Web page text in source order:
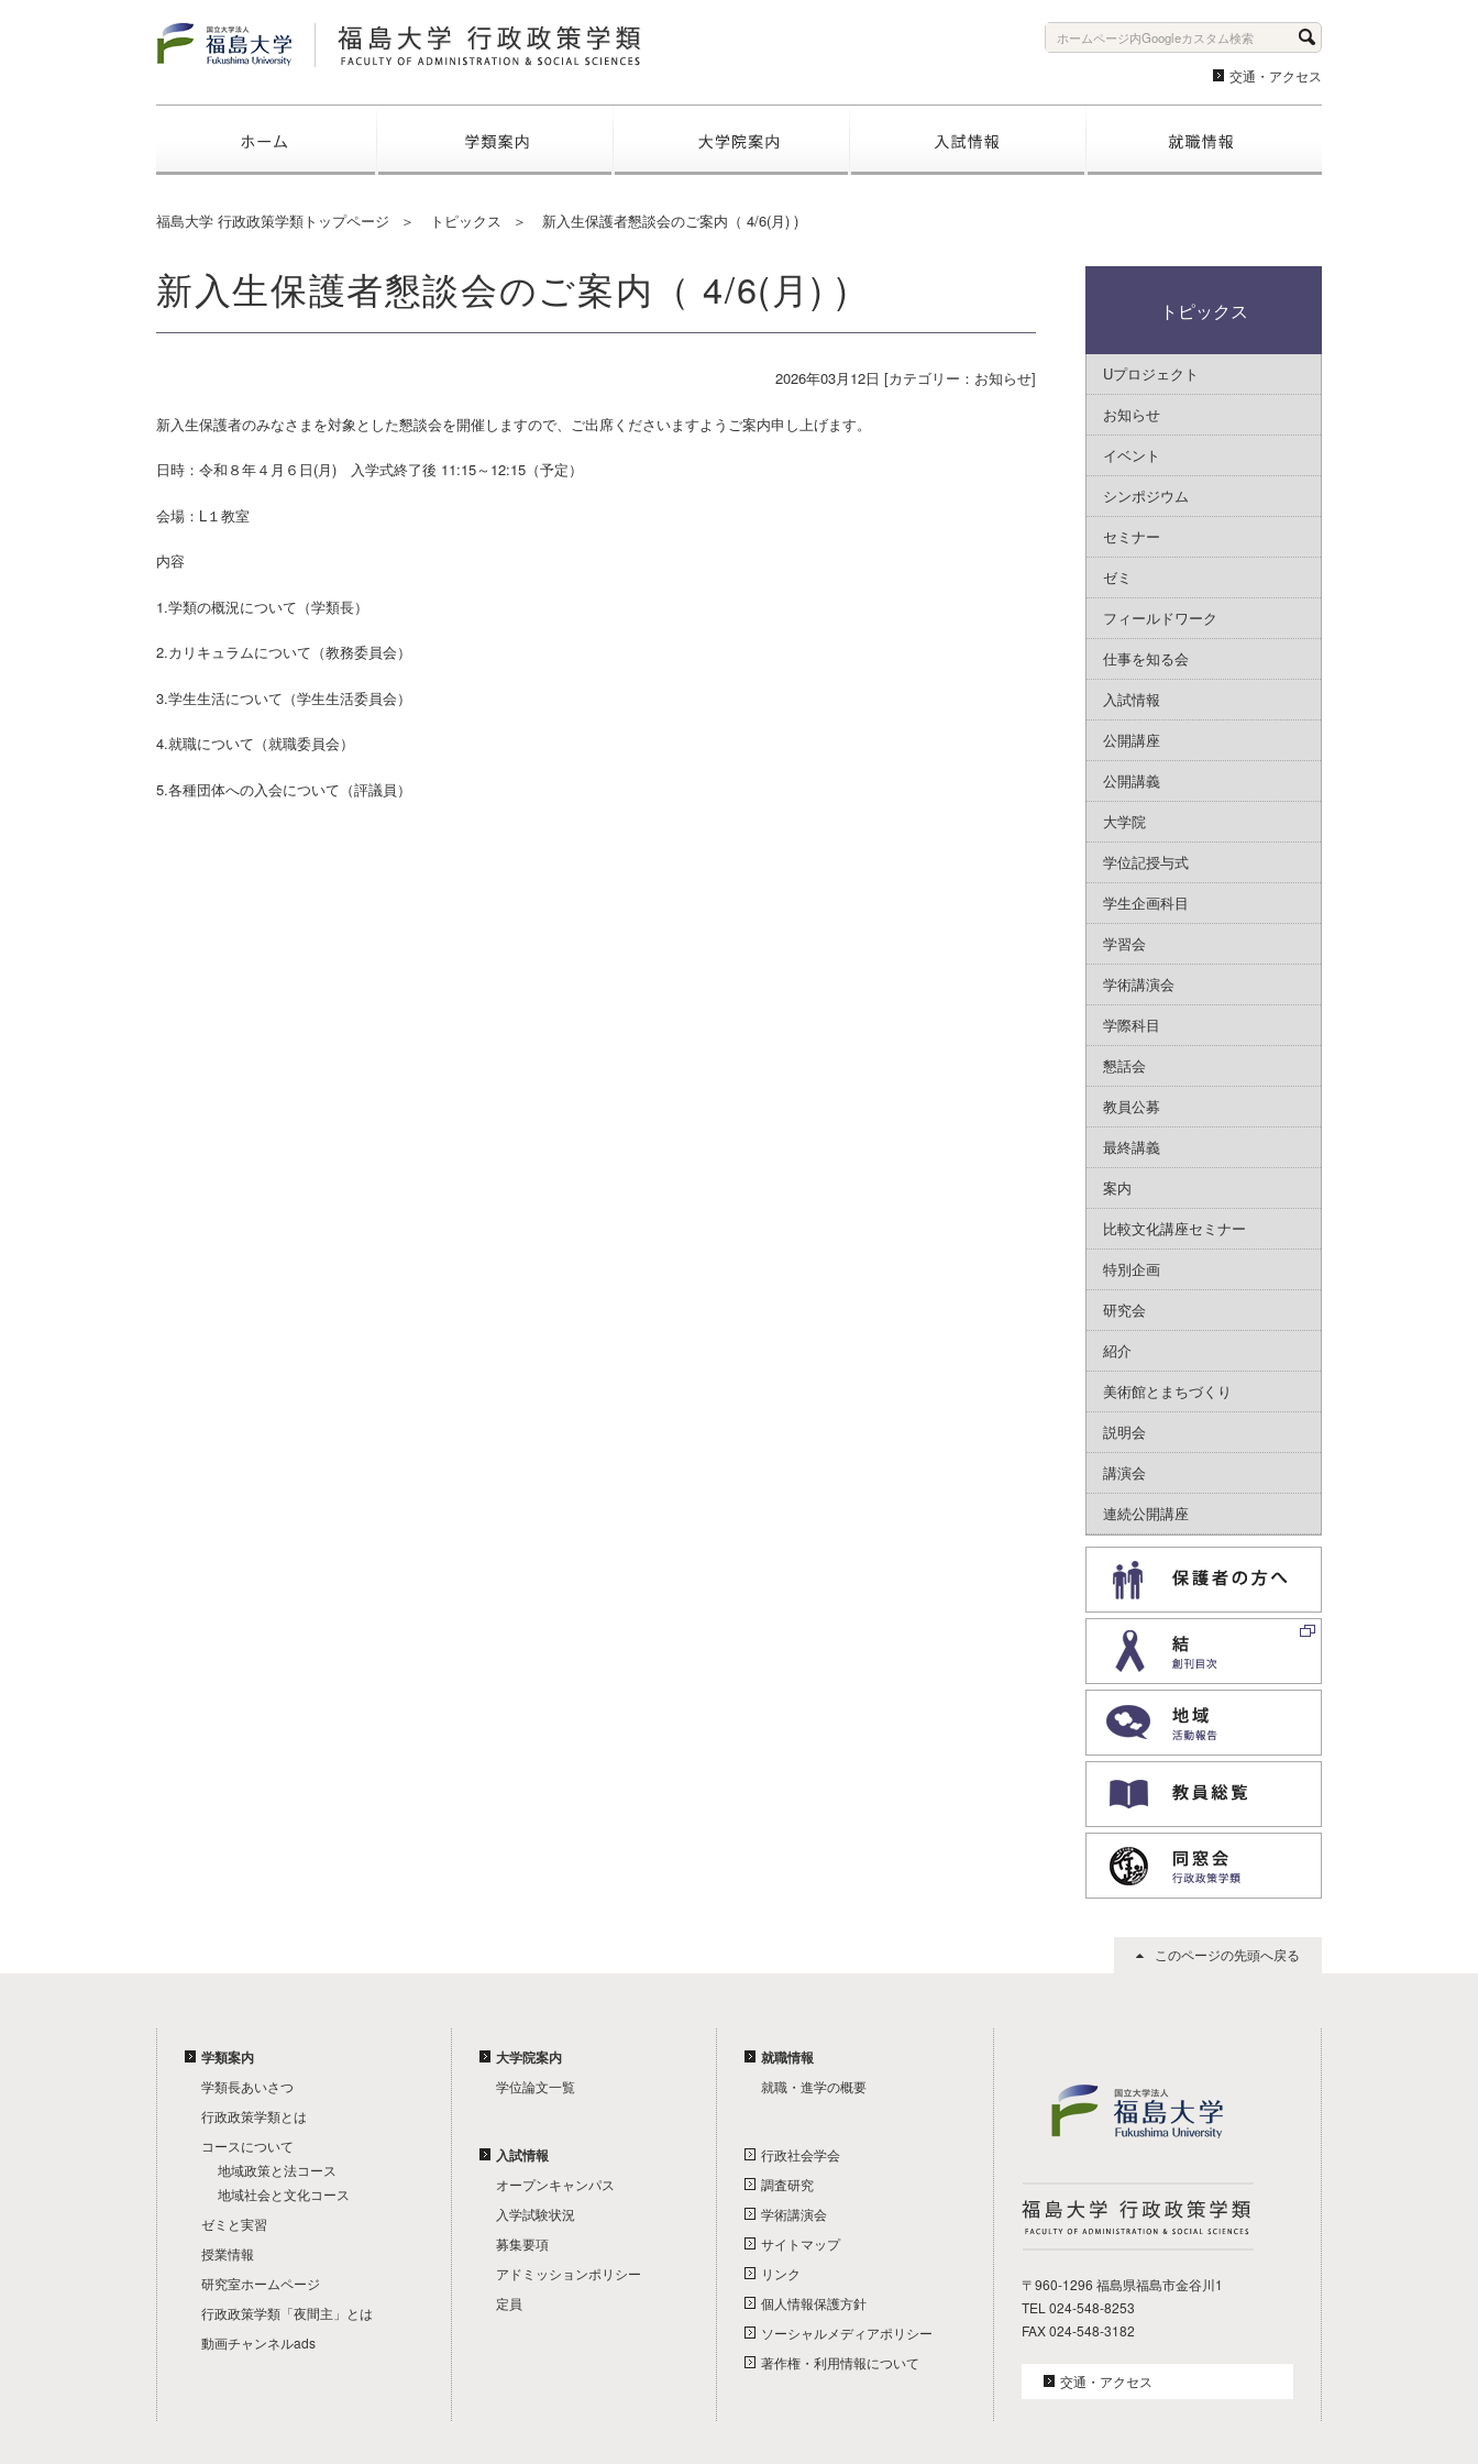
福島大学
交通・アクセス
福島大学 行政政策学類トップページ トピックス 新入生保護者懇談会のご案内（ 4/6(月) )
新入生保護者懇談会のご案内（ 4/6(月) )
2026年03月12日 [カテゴリー：お知らせ]
新入生保護者のみなさまを対象とした懇談会を開催しますので、ご出席くださいますようご案内申し上げます。
日時：令和８年４月６日(月) 入学式終了後 11:15～12:15（予定）
会場：L１教室
内容
1.学類の概況について（学類長）
2.カリキュラムについて（教務委員会）
3.学生生活について（学生生活委員会）
4.就職について（就職委員会）
5.各種団体への入会について（評議員）
トピックス
Uプロジェクト
お知らせ
イベント
シンポジウム
セミナー
ゼミ
フィールドワーク
仕事を知る会
入試情報
公開講座
公開講義
大学院
学位記授与式
学生企画科目
学習会
学術講演会
学際科目
懇話会
教員公募
最終講義
案内
比較文化講座セミナー
特別企画
研究会
紹介
美術館とまちづくり
説明会
講演会
連続公開講座
このページの先頭へ戻る
学類案内
学類長あいさつ
行政政策学類とは
コースについて
地域政策と法コース
地域社会と文化コース
ゼミと実習
授業情報
研究室ホームページ
行政政策学類「夜間主」とは
動画チャンネルads
大学院案内
学位論文一覧
入試情報
オープンキャンパス
入学試験状況
募集要項
アドミッションポリシー
定員
就職情報
就職・進学の概要
行政社会学会
調査研究
学術講演会
サイトマップ
リンク
個人情報保護方針
ソーシャルメディアポリシー
著作権・利用情報について
福島大学 行政政策学類
〒960-1296 福島県福島市金谷川1
TEL 024-548-8253
FAX 024-548-3182
交通・アクセス